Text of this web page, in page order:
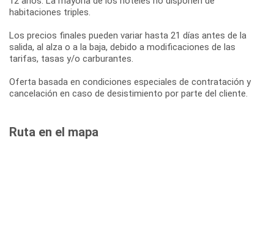
habitaciones triples.
Los precios finales pueden variar hasta 21 días antes de la
salida, al alza o a la baja, debido a modificaciones de las
tarifas, tasas y/o carburantes.
Oferta basada en condiciones especiales de contratación y
cancelación en caso de desistimiento por parte del cliente.
Ruta en el mapa